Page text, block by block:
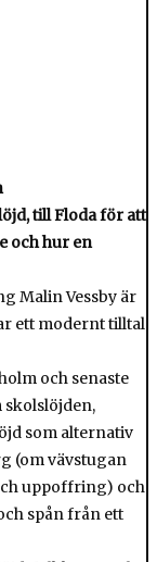
till Floda för att
och hur en
Malin Vessby är
ett modernt tilltal
och senaste
skolslöjden,
som alternativ
(om vävstugan
uppoffring) och
spån från ett